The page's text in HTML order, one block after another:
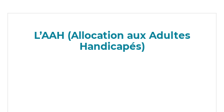
L’AAH (Allocation aux Adultes
Handicapés)